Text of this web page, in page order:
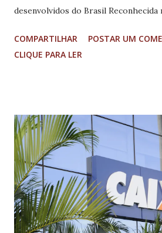
desenvolvidos do Brasil
Gerais, se consolidou ao longo das
um dos mais importantes polos de
o minidocumentário Histórias de
Sebrae Minas. Acesse o link para
Com cerca de 160 empresas de base
startups e uma cadeia produtiva que
desenvolvimento e indústria, o
40 mil habitantes se consolidou em
inovação e à geração de negócios. O
COMPARTILHAR
POSTAR UM
CLIQUE PARA LER